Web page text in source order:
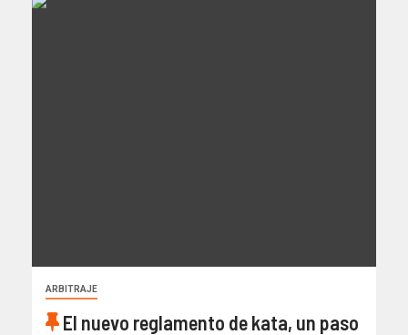
ARBITRAJE
El nuevo reglamento de kata, un paso